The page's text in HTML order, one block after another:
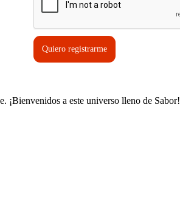
Quiero registrarme
¡Bienvenidos a este universo lleno de Sabor!